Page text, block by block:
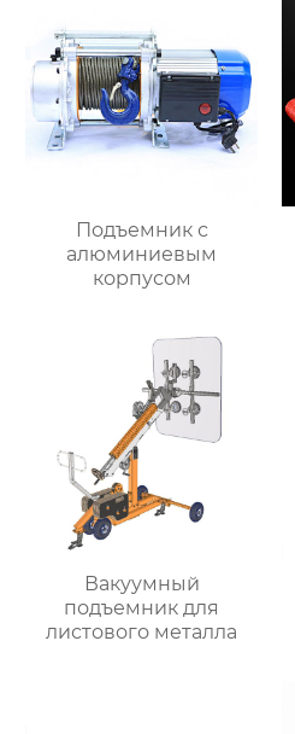
Подъемник с
алюминиевым
корпусом
Вакуумный
подъемник для
листового металла